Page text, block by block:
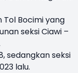
Tol Bocimi yang
seksi Ciawi –
sedangkan seksi
lalu.